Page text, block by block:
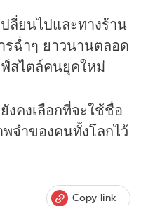
ลี่ยนไปและทางร้าน
รฉ่ำๆ ยาวนานตลอด
สไตล์คนยุคใหม่
คงเลือกที่จะใช้ชื่อ
จำของคนทั้งโลกไว้
Copy link